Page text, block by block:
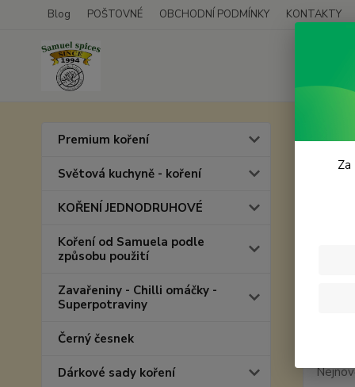
Blog POŠTOVNÉ OBCHODNÍ PODMÍNKY KONTAKTY
Premium koření
Světová kuchyně - koření
KOŘENÍ JEDNODRUHOVÉ
Koření od Samuela podle
způsobu použití
Zavařeniny - Chilli omáčky -
Superpotraviny
Černý česnek
Dárkové sady koření
V této
V
od 50 -